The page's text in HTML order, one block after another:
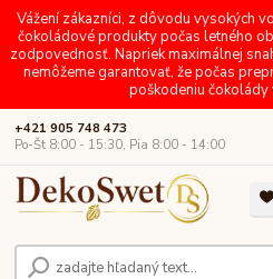
Vážení zákazníci, z dôvodu vysokých
čokoládové produkty počas letného
zodpovednosť. Napriek maximálnej
nemôžeme garantovať, že počas
poškodeniu
+421 905 748 473
Po-Št 8:00 - 15:30, Pia 8:00 - 14:00